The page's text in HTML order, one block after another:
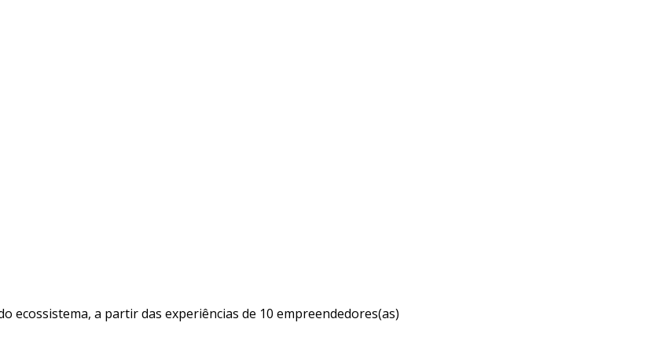
ecossistema, a partir das experiências de 10 empreendedores(as)